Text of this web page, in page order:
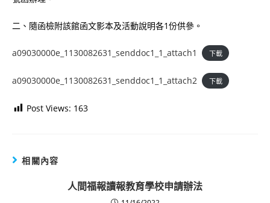
二、隨函檢附該館函文影本及活動說明各1份供參。
a09030000e_1130082631_senddoc1_1_attach1 下載
a09030000e_1130082631_senddoc1_1_attach2 下載
Post Views: 163
相關內容
人間福報讀報教育學校申請辦法